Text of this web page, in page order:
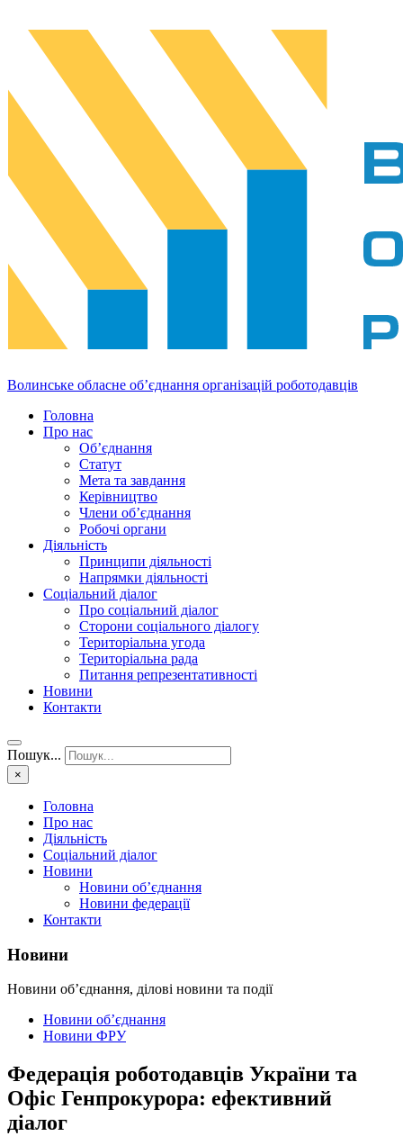
Волинське обласне об’єднання організацій роботодавців
Головна
Про нас
Об’єднання
Статут
Мета та завдання
Керівництво
Члени об’єднання
Робочі органи
Діяльність
Принципи діяльності
Напрямки діяльності
Соціальний діалог
Про соціальний діалог
Сторони соціального діалогу
Територіальна угода
Територіальна рада
Питання репрезентативності
Новини
Контакти
Пошук...
×
Головна
Про нас
Діяльність
Соціальний діалог
Новини
Новини об’єднання
Новини федерації
Контакти
Новини
Новини об’єднання, ділові новини та події
Новини об’єднання
Новини ФРУ
Федерація роботодавців України та
Офіс Генпрокурора: ефективний
діалог